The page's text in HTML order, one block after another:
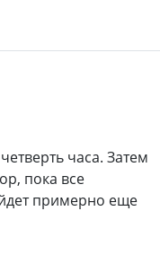
часа. Затем
пока все
примерно еще